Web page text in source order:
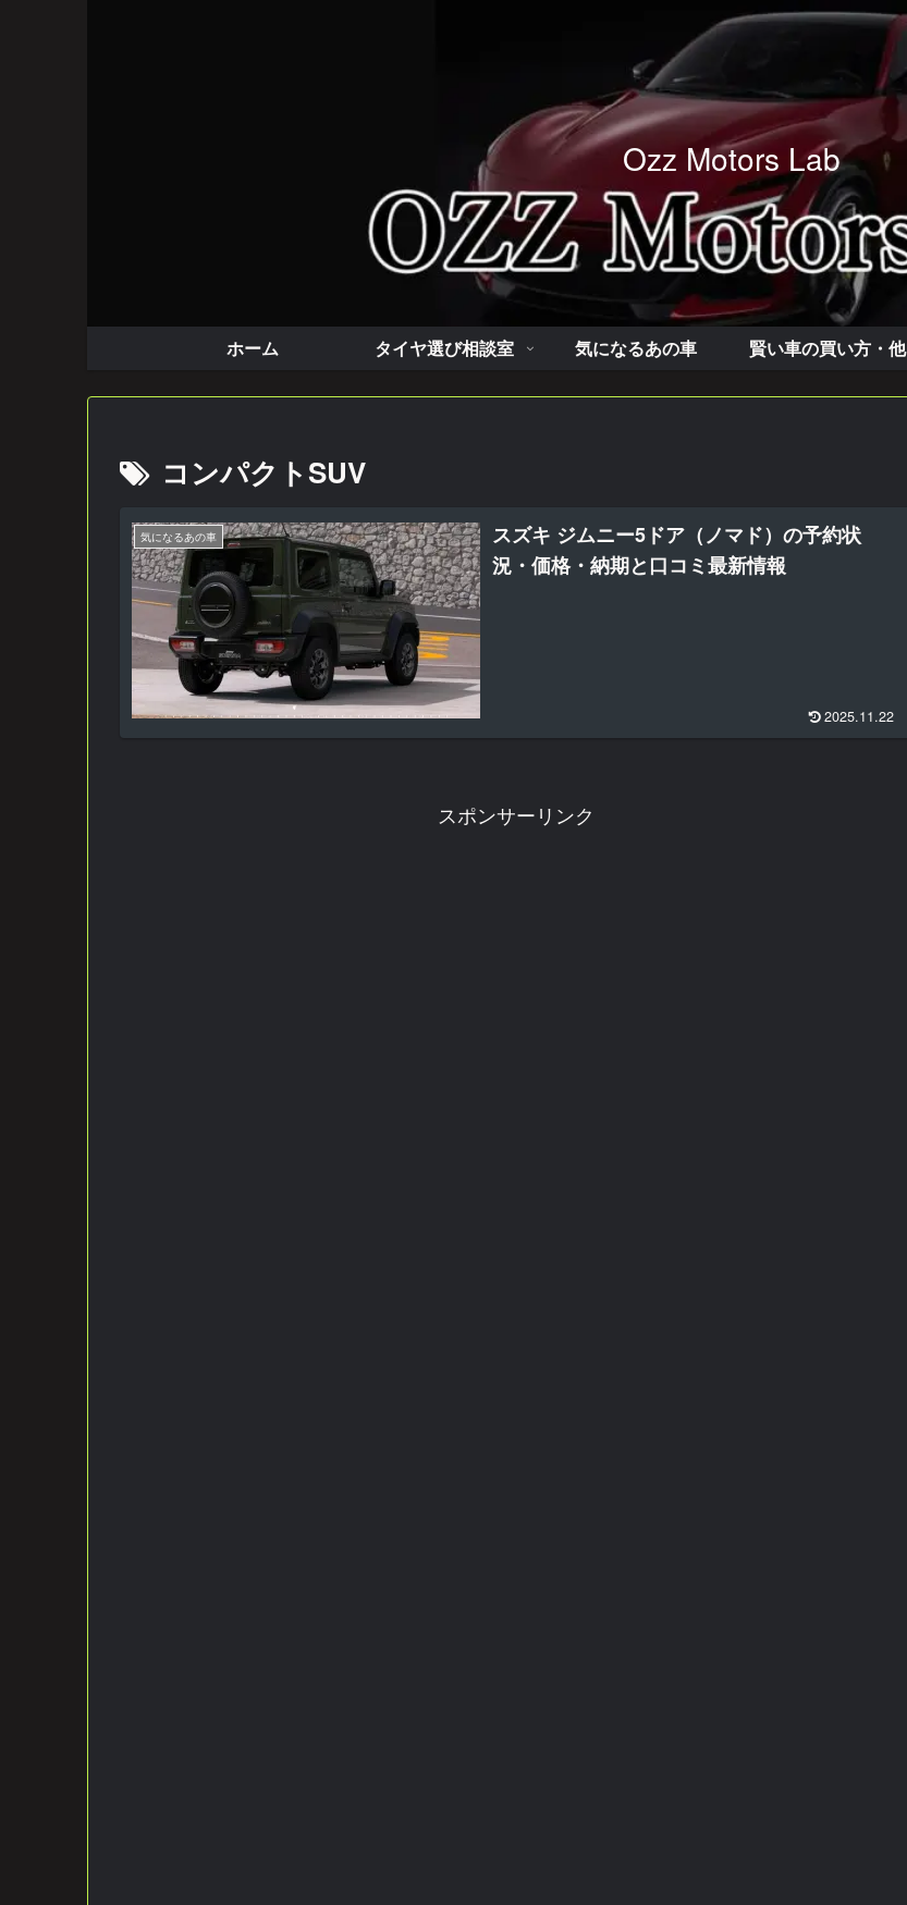
Ozz Motors Lab
ホーム タイヤ選び相談室 気になるあの車 賢い車の買い方・他
コンパクトSUV
気になるあの車
スズキ ジムニー5ドア（ノマド）の予約状
況・価格・納期と口コミ最新情報
2025.11.22
スポンサーリンク